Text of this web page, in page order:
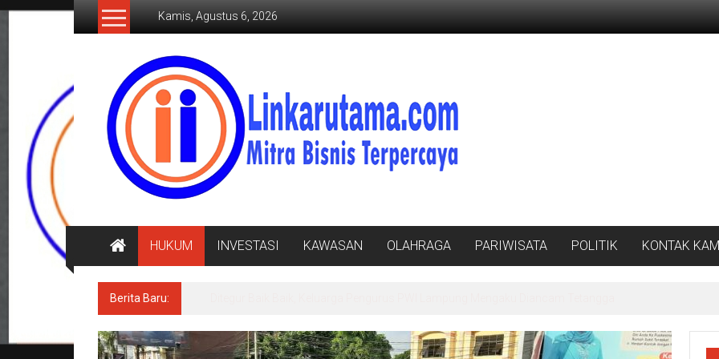
Lompat
Kamis, Agustus 6, 2026
LINKARUTAMA.COM
Mitra
Bisnis
Terpercaya
HUKUM INVESTASI KAWASAN OLAHRAGA PARIWISATA POLITIK KONTAK
Berita Baru: